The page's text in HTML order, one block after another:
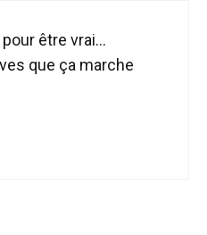
être vrai…
que ça marche